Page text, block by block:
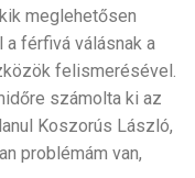
meglehetősen
férfivá válásnak a
felismerésével.
számolta ki az
Koszorús László,
problémám van,